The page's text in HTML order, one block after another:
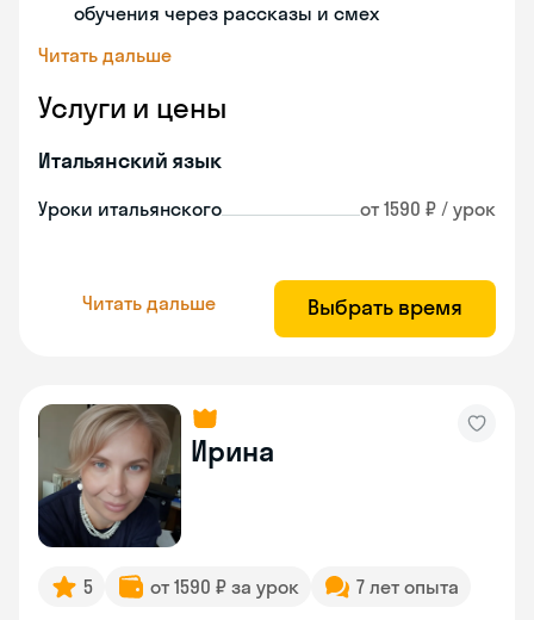
обучения через рассказы и смех
Читать дальше
Услуги и цены
Итальянский язык
Уроки итальянского от 1590 ₽ / урок
Читать дальше Выбрать время
Ирина
5 от 1590 ₽ за урок 7 лет опыта